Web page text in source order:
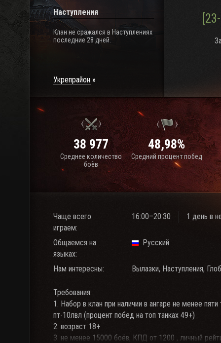
Наступления
Клан не сражался в Наступлениях
последние 28 дней.
Укрепрайон
38 977
Среднее количество
боёв
48,98%
Средний процент побед
Чаще всего
играем:
16:00–20:30 1 день в
Общаемся на
языках:
Русский
Нам интересны: Вылазки, Наступления,
Требования:
1. Набор в клан при наличии в ангаре не менее
пт-10лвл (процент побед на топ танках 49+)
2. возраст 18+
3. не менее 15000 боёв, КПД от 1200 , личный